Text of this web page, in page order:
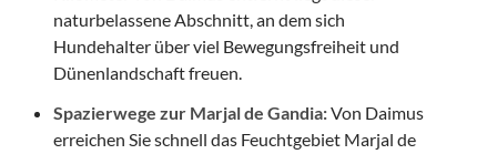
naturbelassene Abschnitt, an dem sich
Hundehalter über viel Bewegungsfreiheit und
Dünenlandschaft freuen.
Spazierwege zur Marjal de Gandia:Von Daimus
erreichen Sie schnell das Feuchtgebiet Marjal de